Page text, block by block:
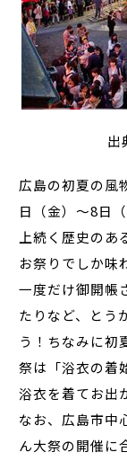
出
広島の初夏の風
日（金）～8日
上続く歴史のあ
お祭りでしか味
一度だけ御開帳
たりなど、とう
う！ちなみに初
祭は「浴衣の着
浴衣を着てお出
なお、広島市中
ん大祭の開催に